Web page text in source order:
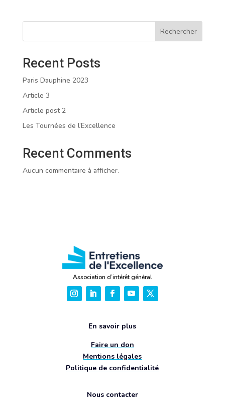
Rechercher
Recent Posts
Paris Dauphine 2023
Article 3
Article post 2
Les Tournées de l’Excellence
Recent Comments
Aucun commentaire à afficher.
Association d’intérêt général
En savoir plus
Faire un don
Mentions légales
Politique de confidentialité
Nous contacter